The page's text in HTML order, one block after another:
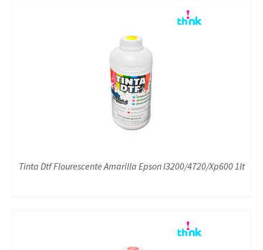
Tinta Dtf Flourescente Amarilla Epson I3200/4720/Xp600 1lt